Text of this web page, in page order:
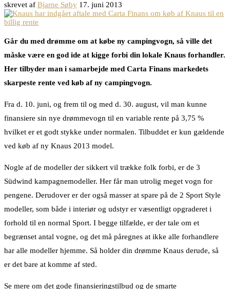
skrevet af Bjarne Søby 17. juni 2013
Går du med drømme om at købe ny campingvogn, så ville det
måske være en god ide at kigge forbi din lokale Knaus forhandler.
Her tilbyder man i samarbejde med Carta Finans markedets
skarpeste rente ved køb af ny campingvogn.
Fra d. 10. juni, og frem til og med d. 30. august, vil man kunne
finansiere sin nye drømmevogn til en variable rente på 3,75 %
hvilket er et godt stykke under normalen. Tilbuddet er kun gældende
ved køb af ny Knaus 2013 model.
Nogle af de modeller der sikkert vil trække folk forbi, er de 3
Südwind kampagnemodeller. Her får man utrolig meget vogn for
pengene. Derudover er der også masser at spare på de 2 Sport Style
modeller, som både i interiør og udstyr er væsentligt opgraderet i
forhold til en normal Sport. I begge tilfælde, er der tale om et
begrænset antal vogne, og det må påregnes at ikke alle forhandlere
har alle modeller hjemme. Så holder din drømme Knaus derude, så
er det bare at komme af sted.
Se mere om det gode finansieringstilbud og de smarte